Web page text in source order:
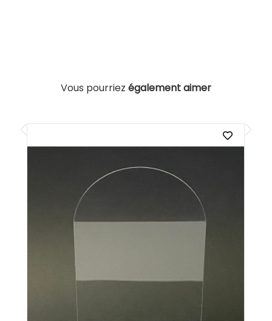
Vous pourriez également aimer